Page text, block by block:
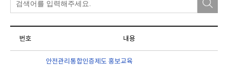
번호
안전관리통합인증제도 홍보교육